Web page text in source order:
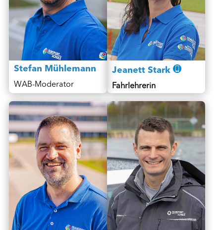
Stefan Mühlemann
WAB-Moderator
Jeanett Stark
Fahrlehrerin